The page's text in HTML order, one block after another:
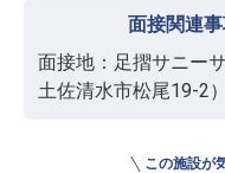
面接関連
面接地：足摺サニー
土佐清水市松尾19-2）
この施設が